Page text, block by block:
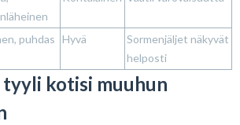
puhdas Hyvä
Sormenjäljet näkyvät
helposti
tyyli kotisi muuhun